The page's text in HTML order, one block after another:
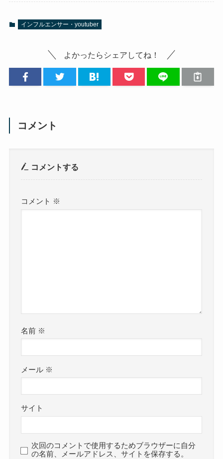
インフルエンサー・youtuber
よかったらシェアしてね！
コメント
コメントする
コメント ※
名前 ※
メール ※
サイト
次回のコメントで使用するためブラウザーに自分
の名前、メールアドレス、サイトを保存する。